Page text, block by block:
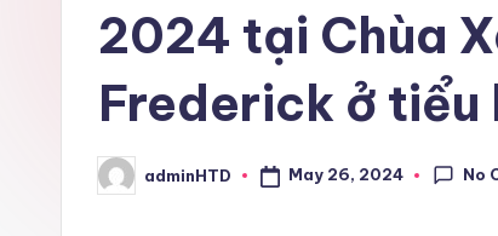
2024 tại Chùa
Frederick ở tiểu
Posted
by
adminHTD May 26, 2024 No